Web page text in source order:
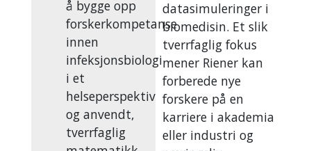
å bygge opp
forskerkompetanse
innen
infeksjonsbiologi
i et
helseperspektiv
og anvendt,
tverrfaglig
datasimuleringer i
biomedisin. Et slik
tverrfaglig fokus
mener Riener kan
forberede nye
forskere på en
karriere i akademia
eller industri og